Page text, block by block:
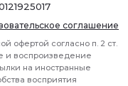
соглашение
офертой согласно п. 2 ст.
и воспроизведение
на иностранные
восприятия